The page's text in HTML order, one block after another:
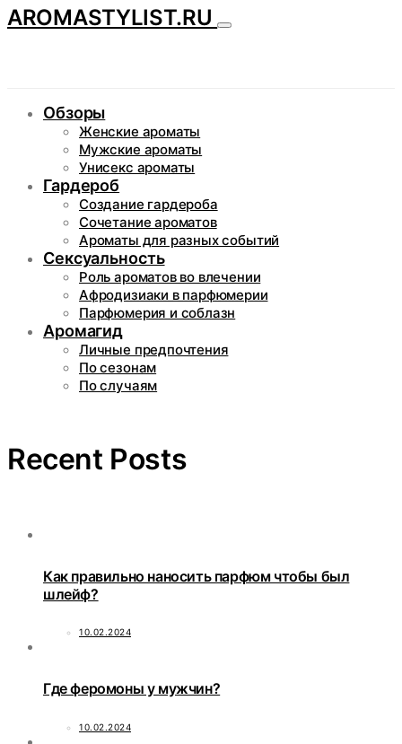
AROMASTYLIST.RU
Обзоры
Женские ароматы
Мужские ароматы
Унисекс ароматы
Гардероб
Создание гардероба
Сочетание ароматов
Ароматы для разных событий
Сексуальность
Роль ароматов во влечении
Афродизиаки в парфюмерии
Парфюмерия и соблазн
Аромагид
Личные предпочтения
По сезонам
По случаям
Recent Posts
Как правильно наносить парфюм чтобы был
шлейф?
10.02.2024
Где феромоны у мужчин?
10.02.2024